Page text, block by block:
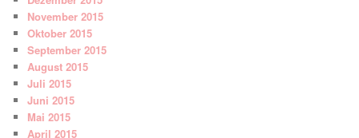
November 2015
Oktober 2015
September 2015
August 2015
Juli 2015
Juni 2015
Mai 2015
April 2015